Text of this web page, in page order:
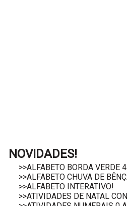
NOVIDADES!
>>ALFABETO BORDA VERDE
>>ALFABETO CHUVA DE
>>ALFABETO INTERATIVO!
>>ATIVIDADES DE NATAL